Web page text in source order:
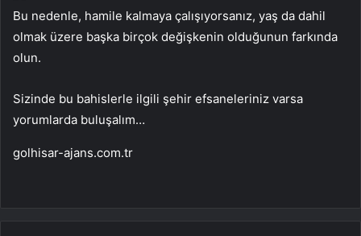
Bu nedenle, hamile kalmaya çalışıyorsanız, yaş da dahil
olmak üzere başka birçok değişkenin olduğunun farkında
olun.
Sizinde bu bahislerle ilgili şehir efsaneleriniz varsa
yorumlarda buluşalım…
golhisar-ajans.com.tr